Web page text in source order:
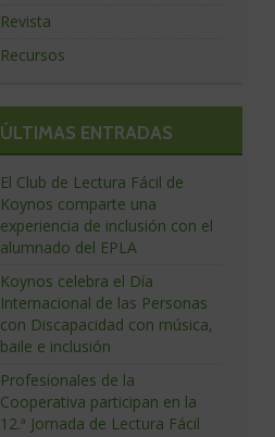
Revista
Recursos
ÚLTIMAS ENTRADAS
El Club de Lectura Fácil de
Koynos comparte una
experiencia de inclusión con el
alumnado del EPLA
Koynos celebra el Día
Internacional de las Personas
con Discapacidad con música,
baile e inclusión
Profesionales de la
Cooperativa participan en la
12.ª Jornada de Lectura Fácil